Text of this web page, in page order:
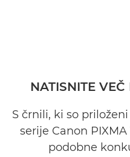
NATISNITE VEČ
S črnili, ki so
serije Canon
podobne